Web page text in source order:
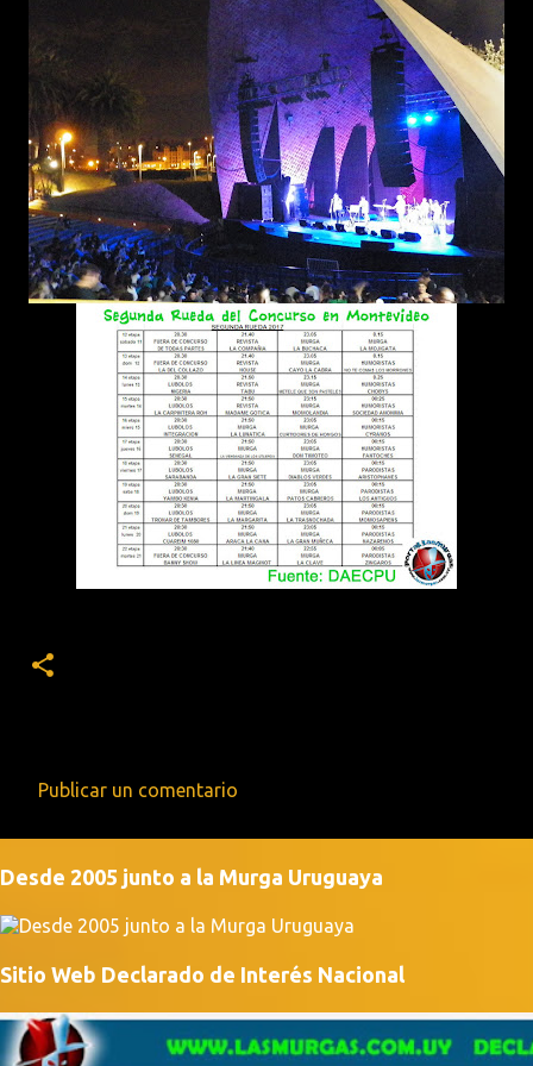
m
e
t
a
r
Publicar un comentario
Desde 2005 junto a la Murga Uruguaya
Sitio Web Declarado de Interés Nacional